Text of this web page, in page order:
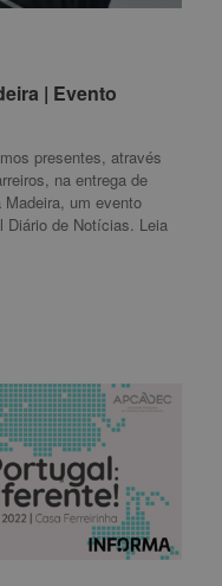
| Evento
presentes, através
na entrega de
um evento
Diário de Notícias. Leia
| Evento